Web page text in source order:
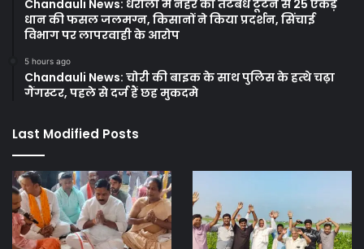
Chandauli News: धरौली में नहर का तटबंध टूटने से 25 एकड़
धान की फसल जलमग्न, किसानों ने किया प्रदर्शन, सिंचाई
विभाग पर लापरवाही के आरोप
5 hours ago
Chandauli News: चोरी की बाइक के साथ पुलिस के हत्थे चढ़ा
गैंगस्टर, पहले से दर्ज हैं छह मुकदमे
Last Modified Posts